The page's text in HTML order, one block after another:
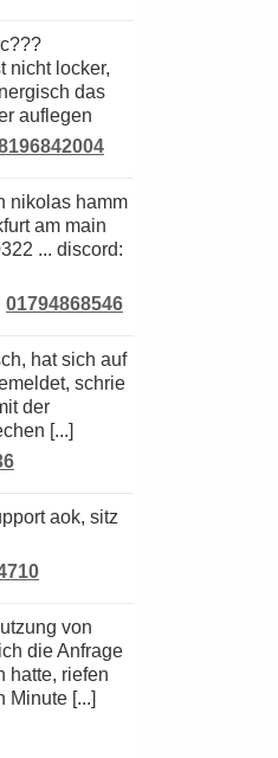
nicht locker,
das
auflegen
am main
... discord:
01794868546
schrie
der
[...]
die Anfrage
hatte, riefen
Minute [...]